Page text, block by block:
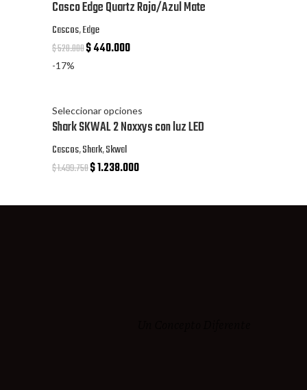
Casco Edge Quartz Rojo/Azul Mate
Cascos,Edge
$520.000$440.000
-17%
Seleccionar opciones
Shark SKWAL 2 Noxxys con luz LED
Cascos,Shark,Skwal
$1.499.750$1.238.000